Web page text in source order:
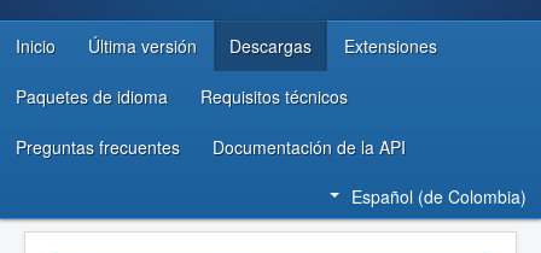
RECURSOS PARA DESARROLLADORES
Inicio Última versión Descargas Extensiones
Paquetes de idioma Requisitos técnicos
Preguntas frecuentes Documentación de la API
Español (de Colombia)